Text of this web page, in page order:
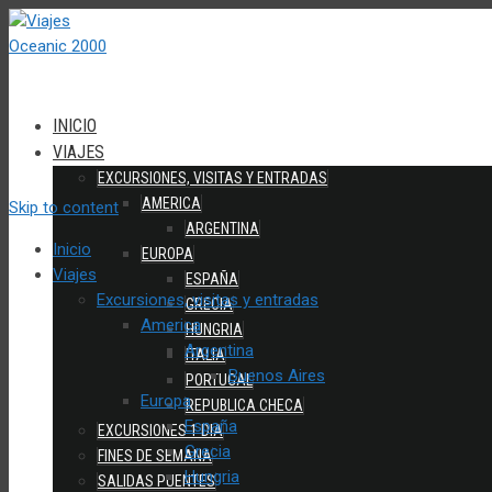
INICIO
VIAJES
EXCURSIONES, VISITAS Y ENTRADAS
AMERICA
ARGENTINA
EUROPA
ESPAÑA
GRECIA
HUNGRIA
ITALIA
PORTUGAL
REPUBLICA CHECA
EXCURSIONES 1 DIA
FINES DE SEMANA
SALIDAS PUENTES
Skip to content
Inicio
Viajes
Excursiones, visitas y entradas
America
Argentina
Buenos Aires
Europa
España
Grecia
Hungria